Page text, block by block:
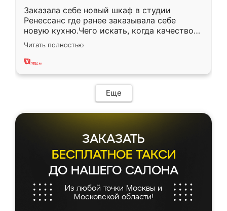
Заказала себе новый шкаф в студии
Ренессанс где ранее заказывала себе
новую кухню.Чего искать, когда качеством
вполне довольна. Служит кухня уже почти
два года, нареканий нет.
Читать полностью
Еще
ЗАКАЗАТЬ
БЕСПЛАТНОЕ ТАКСИ
ДО НАШЕГО САЛОНА
Из любой точки Москвы и
Московской области!